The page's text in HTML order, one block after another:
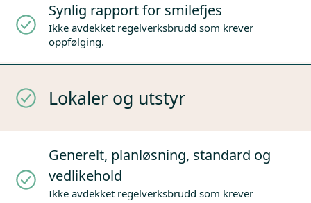
Synlig rapport for smilefjes
Ikke avdekket regelverksbrudd som krever
oppfølging.
Lokaler og utstyr
Generelt, planløsning, standard og
vedlikehold
Ikke avdekket regelverksbrudd som krever